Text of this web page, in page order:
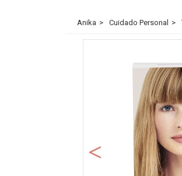
Anika Cuidado Personal